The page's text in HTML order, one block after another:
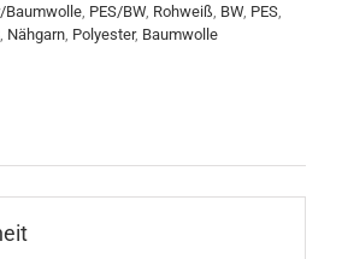
Baumwolle, PES/BW, Rohweiß, BW, PES,
, Nähgarn, Polyester, Baumwolle